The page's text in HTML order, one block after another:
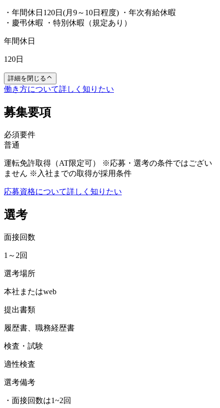
・年間休日120日(月9～10日程度) ・年次有給休暇
・慶弔休暇 ・特別休暇（規定あり）
年間休日
120日
詳細を閉じる
働き方について詳しく知りたい
募集要項
必須要件
普通
運転免許取得（AT限定可） ※応募・選考の条件ではござい
ません ※入社までの取得が採用条件
応募資格について詳しく知りたい
選考
面接回数
1～2回
選考場所
本社またはweb
提出書類
履歴書、職務経歴書
検査・試験
適性検査
選考備考
・面接回数は1~2回